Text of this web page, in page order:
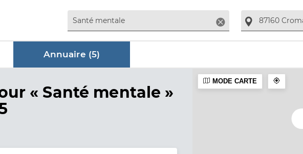
Supprimer
Annuaire (5)
Annuaire
« Santé mentale »
MODE CARTE